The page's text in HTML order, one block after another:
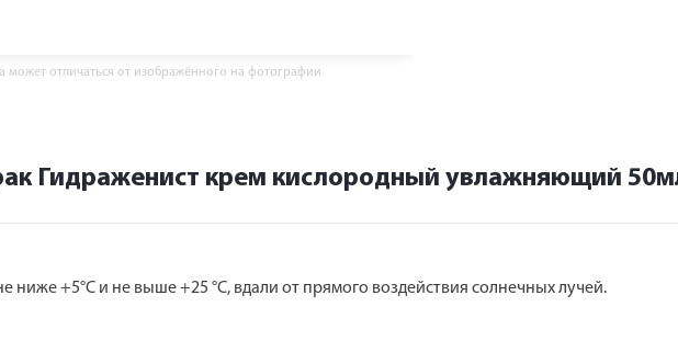
может отличаться от изображённого на фотографии
Гидраженист крем кислородный увлажняющий
ниже +5°С и не выше +25 °С, вдали от прямого воздействия солнечных лучей.